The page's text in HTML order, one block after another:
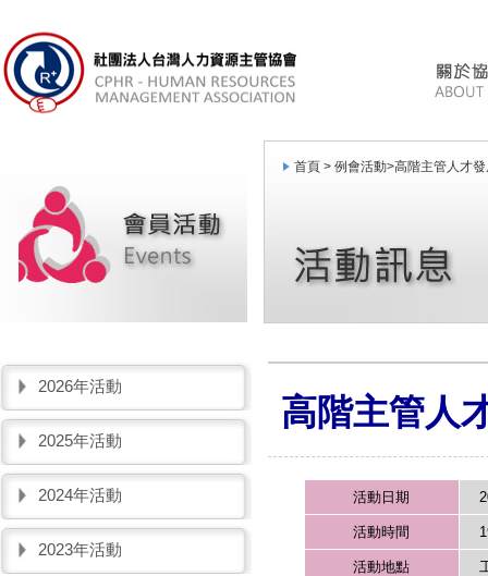
首頁 > 例會活動>高階主管人才
2026年活動
2025年活動
2024年活動
2023年活動
高階主管人
活動日期
活動時間
活動地點